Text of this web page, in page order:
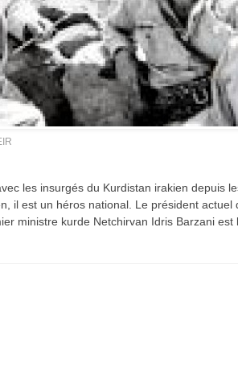
les insurgés du Kurdistan irakien depuis
est un héros national. Le président actuel
ministre kurde Netchirvan Idris Barzani est
Vidéo